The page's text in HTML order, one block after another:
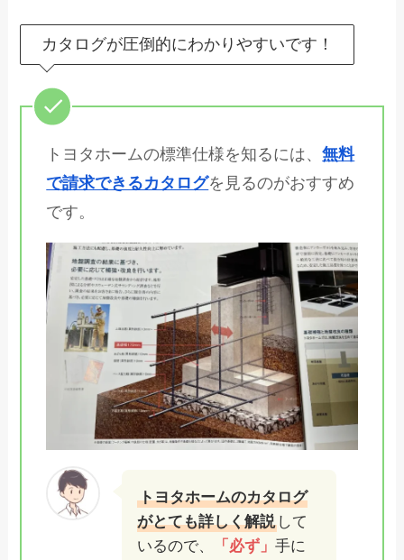
カタログが圧倒的にわかりやすいです！
トヨタホームの標準仕様を知るには、無料
で請求できるカタログを見るのがおすすめ
です。
トヨタホームのカタログ
がとても詳しく解説 して
いるので、
「必ず」手に